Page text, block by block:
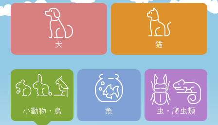
犬 猫
小動物・鳥 魚 虫・爬虫類